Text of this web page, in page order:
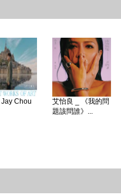
Jay Chou
艾怡良 _ 《我的問
題該問誰》...